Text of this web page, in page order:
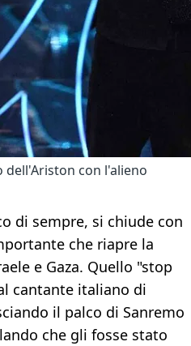
dell'Ariston con l'alieno
di sempre, si chiude con
che riapre la
e Gaza. Quello "stop
cantante italiano di
il palco di Sanremo
che gli fosse stato